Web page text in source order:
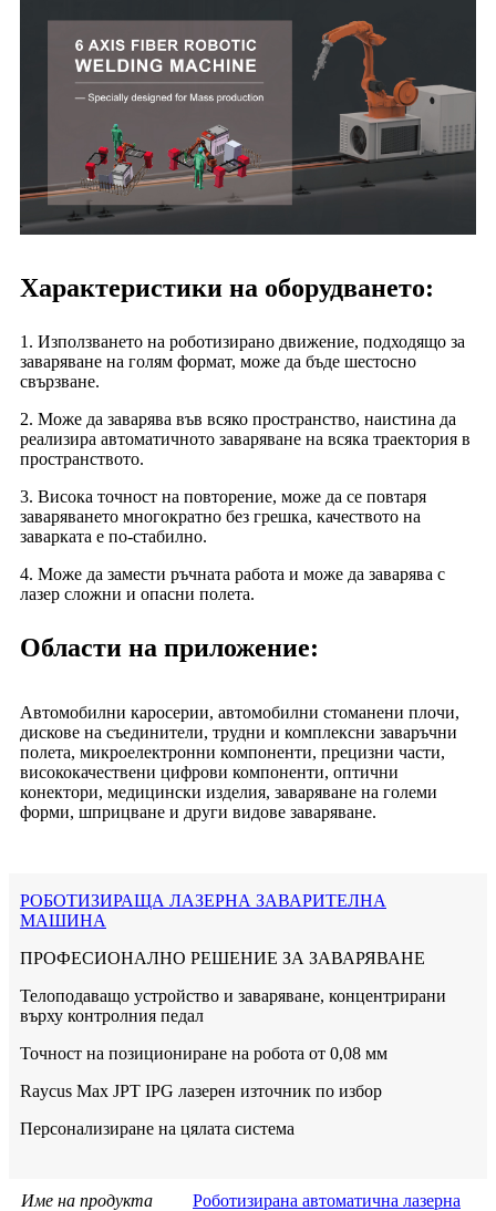
Характеристики на оборудването:
1. Използването на роботизирано движение, подходящо за
заваряване на голям формат, може да бъде шестосно
свързване.
2. Може да заварява във всяко пространство, наистина да
реализира автоматичното заваряване на всяка траектория в
пространството.
3. Висока точност на повторение, може да се повтаря
заваряването многократно без грешка, качеството на
заварката е по-стабилно.
4. Може да замести ръчната работа и може да заварява с
лазер сложни и опасни полета.
Области на приложение:
Автомобилни каросерии, автомобилни стоманени плочи,
дискове на съединители, трудни и комплексни заваръчни
полета, микроелектронни компоненти, прецизни части,
висококачествени цифрови компоненти, оптични
конектори, медицински изделия, заваряване на големи
форми, шприцване и други видове заваряване.
РОБОТИЗИРАЩА ЛАЗЕРНА ЗАВАРИТЕЛНА
МАШИНА
ПРОФЕСИОНАЛНО РЕШЕНИЕ ЗА ЗАВАРЯВАНЕ
Телоподаващо устройство и заваряване, концентрирани
върху контролния педал
Точност на позициониране на робота от 0,08 мм
Raycus Max JPT IPG лазерен източник по избор
Персонализиране на цялата система
Име на продукта Роботизирана автоматична лазерна